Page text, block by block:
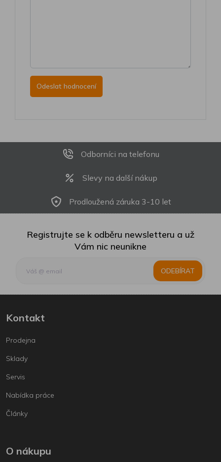
Odborníci na telefonu
Slevy na další nákup
Prodloužená záruka 3-10 let
Registrujte se k odběru newsletteru a už
Vám nic neunikne
ODEBÍRAT
Kontakt
Prodejna
Sklady
Servis
Nabídka práce
Články
O nákupu